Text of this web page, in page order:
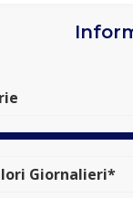
Giornalieri*